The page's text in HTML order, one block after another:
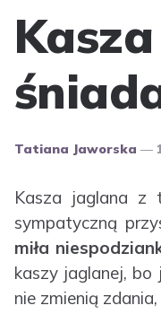
Dodane
Tatiana Jaworska
Kasza jaglana z
sympatyczną
miła
kaszy jaglanej, bo
nie zmienią